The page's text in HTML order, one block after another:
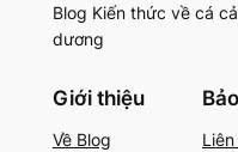
Blog Kiến thức về cá
dương
Giới thiệu
Về Blog